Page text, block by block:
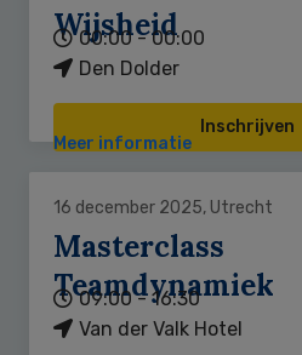
Wijsheid
00:00 - 00:00
Den Dolder
Inschrijven
Meer informatie
16 december 2025, Utrecht
Masterclass
Teamdynamiek
09:00 - 16:30
Van der Valk Hotel